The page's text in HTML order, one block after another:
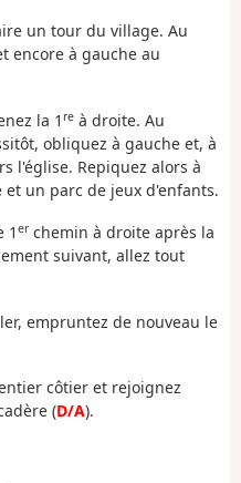
un tour du village. Au
encore à gauche au
la 1 re à droite. Au
obliquez à gauche et, à
l'église. Repiquez alors à
et un parc de jeux d'enfants.
1 er chemin à droite après la
suivant, allez tout
empruntez de nouveau le
côtier et rejoignez
(D/A).